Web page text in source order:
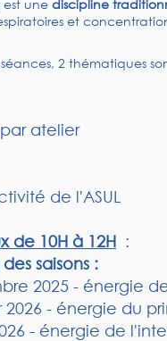
est une discipline
et
séances, 2 thématiques
atelier
de l'ASUL
de 10H à 12H :
saisons :
2025 - énergie
2026 - énergie du
- énergie de